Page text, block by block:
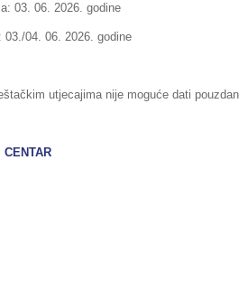
03. 06. 2026. godine
04. 06. 2026. godine
utjecajima nije moguće dati
CENTAR